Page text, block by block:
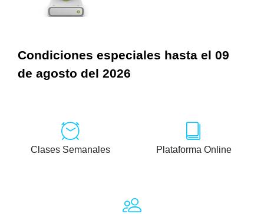
Condiciones especiales hasta el 09
de agosto del 2026
Clases Semanales Plataforma Online